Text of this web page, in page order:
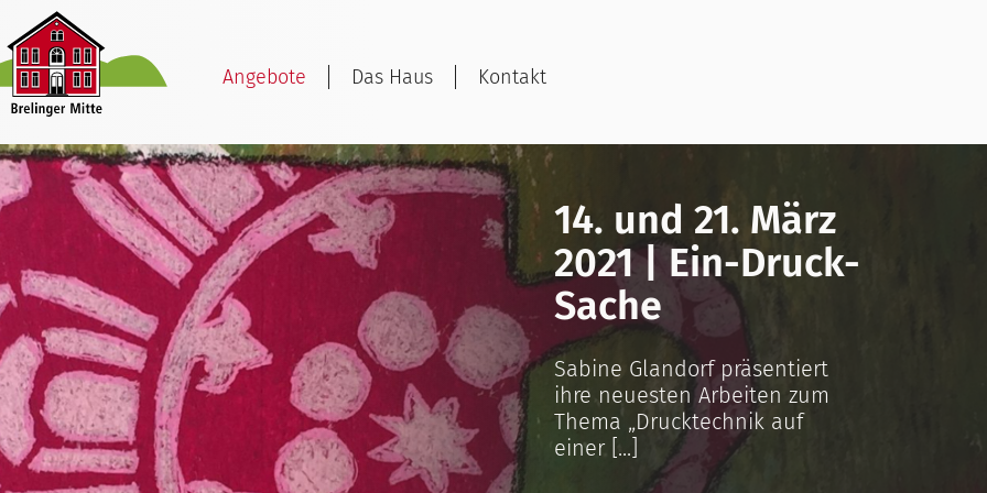
Angebote Das Haus Kontakt
14. und 21. März
2021 | Ein-Druck-
Sache
Sabine Glandorf präsentiert
ihre neuesten Arbeiten zum
Thema „Drucktechnik auf
einer [...]